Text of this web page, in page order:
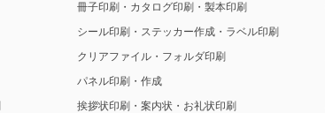
冊子印刷・カタログ印刷・製本印刷
シール印刷・ステッカー作成・ラベル印刷
クリアファイル・フォルダ印刷
パネル印刷・作成
挨拶状印刷・案内状・お礼状印刷